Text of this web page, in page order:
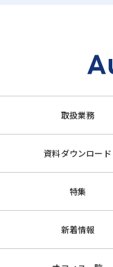
取扱業務
資料ダウンロード
特集
新着情報